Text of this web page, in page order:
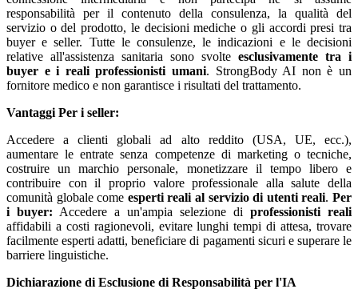
responsabilità per il contenuto della consulenza, la qualità del
servizio o del prodotto, le decisioni mediche o gli accordi presi tra
buyer e seller. Tutte le consulenze, le indicazioni e le decisioni
relative all'assistenza sanitaria sono svolte esclusivamente tra i
buyer e i reali professionisti umani. StrongBody AI non è un
fornitore medico e non garantisce i risultati del trattamento.
Vantaggi Per i seller:
Accedere a clienti globali ad alto reddito (USA, UE, ecc.),
aumentare le entrate senza competenze di marketing o tecniche,
costruire un marchio personale, monetizzare il tempo libero e
contribuire con il proprio valore professionale alla salute della
comunità globale come esperti reali al servizio di utenti reali.Per
i buyer: Accedere a un'ampia selezione di professionisti reali
affidabili a costi ragionevoli, evitare lunghi tempi di attesa, trovare
facilmente esperti adatti, beneficiare di pagamenti sicuri e superare le
barriere linguistiche.
Dichiarazione di Esclusione di Responsabilità per l'IA